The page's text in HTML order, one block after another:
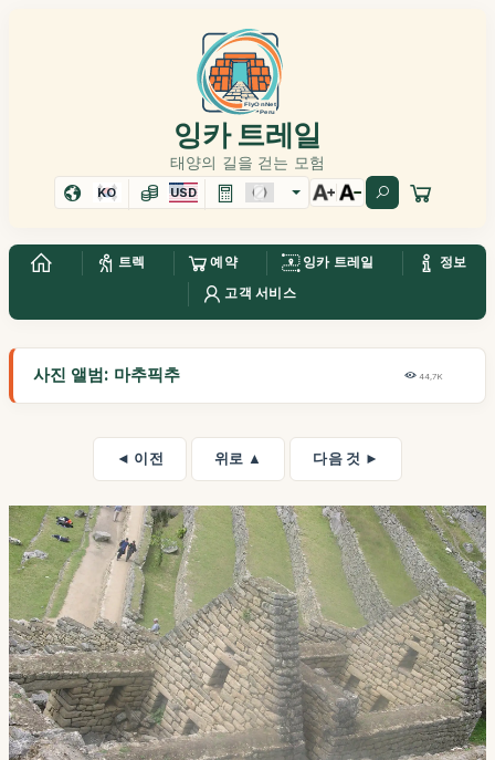
잉카 트레일
태양의 길을 걷는 모험
KO USD
트렉 예약 잉카 트레일
정보
고객 서비스
사진 앨범: 마추픽추 44,7K
◄ 이전 위로 ▲ 다음 것 ►